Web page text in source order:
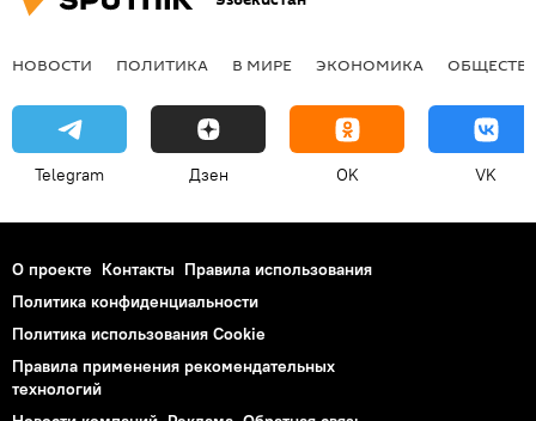
НОВОСТИ ПОЛИТИКА В МИРЕ ЭКОНОМИКА
Telegram Дзен OK VK
О проекте Контакты Правила использования
Политика конфиденциальности
Политика использования Cookie
Правила применения рекомендательных
технологий